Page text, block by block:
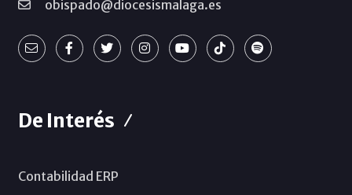
obispado@diocesismalaga.es
De Interés
Contabilidad ERP